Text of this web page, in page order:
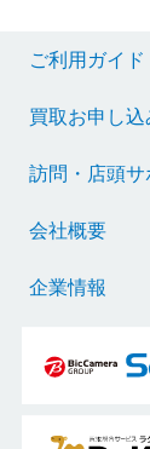
ご利用ガイド
買取お申し込
訪問・店頭サ
会社概要
企業情報